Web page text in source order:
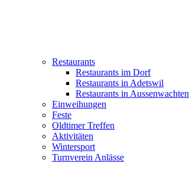
Restaurants
Restaurants im Dorf
Restaurants in Adetswil
Restaurants in Aussenwachten
Einweihungen
Feste
Oldtimer Treffen
Aktivitäten
Wintersport
Turnverein Anlässe